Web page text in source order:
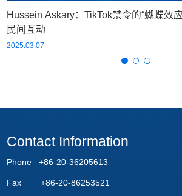
Hussein Askary：TikTok禁令的“蝴蝶效
民间互动
2025.03.07
Contact Information
Phone +86-20-36205613
Fax +86-20-86253521